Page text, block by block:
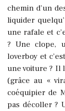
chemin d’un
liquider
une rafale et
? Une clope,
loverboy et
une voiture ? Il
(grâce au «
coéquipier de
pas décoller ?